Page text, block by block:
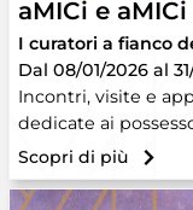
aMICi e
I curatori a fianco
Dal 08/01/2026 al
Incontri, visite e
dedicate ai
Scopri di più